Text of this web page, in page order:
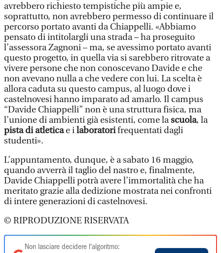
avrebbero richiesto tempistiche più ampie e,
soprattutto, non avrebbero permesso di continuare il
percorso portato avanti da Chiappelli. «Abbiamo
pensato di intitolargli una strada – ha proseguito
l’assessora Zagnoni – ma, se avessimo portato avanti
questo progetto, in quella via si sarebbero ritrovate a
vivere persone che non conoscevano Davide e che
non avevano nulla a che vedere con lui. La scelta è
allora caduta su questo campus, al luogo dove i
castelnovesi hanno imparato ad amarlo. Il campus
“Davide Chiappelli” non è una struttura fisica, ma
l’unione di ambienti già esistenti, come lascuola, la
pista di atleticae ilaboratorifrequentati dagli
studenti».
L’appuntamento, dunque, è a sabato 16 maggio,
quando avverrà il taglio del nastro e, finalmente,
Davide Chiappelli potrà avere l’immortalità che ha
meritato grazie alla dedizione mostrata nei confronti
di intere generazioni di castelnovesi.
© RIPRODUZIONE RISERVATA
Non lasciare decidere l'algoritmo: